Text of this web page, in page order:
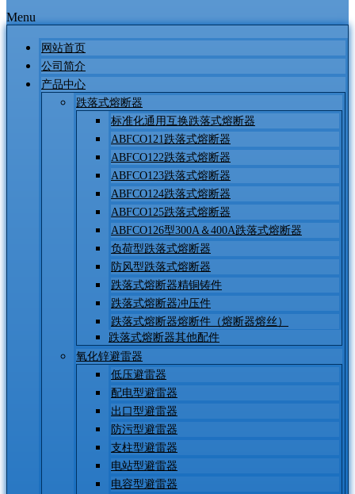
Menu
网站首页
公司简介
产品中心
跌落式熔断器
标准化通用互换跌落式熔断器
ABFCO121跌落式熔断器
ABFCO122跌落式熔断器
ABFCO123跌落式熔断器
ABFCO124跌落式熔断器
ABFCO125跌落式熔断器
ABFCO126型300A＆400A跌落式熔断器
负荷型跌落式熔断器
防风型跌落式熔断器
跌落式熔断器精铜铸件
跌落式熔断器冲压件
跌落式熔断器熔断件（熔断器熔丝）
跌落式熔断器其他配件
氧化锌避雷器
低压避雷器
配电型避雷器
出口型避雷器
防污型避雷器
支柱型避雷器
电站型避雷器
电容型避雷器